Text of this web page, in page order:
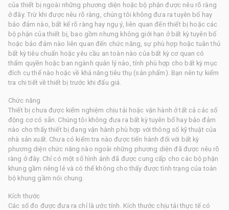
của thiết bị ngoài những phương diện hoặc bộ phận được nêu rõ ràng
ở đây. Trừ khi được nêu rõ ràng, chúng tôi không đưa ra tuyên bố hay
bảo đảm nào, bất kể rõ ràng hay ngụ ý, liên quan đến thiết bị hoặc các
bộ phận của thiết bị, bao gồm nhưng không giới hạn ở bất kỳ tuyên bố
hoặc bảo đảm nào liên quan đến chức năng, sự phù hợp hoặc tuân thủ
bất kỳ tiêu chuẩn hoặc yêu cầu an toàn nào của bất kỳ cơ quan có
thẩm quyền hoặc ban ngành quản lý nào, tính phù hợp cho bất kỳ mục
đích cụ thể nào hoặc về khả năng tiêu thụ (sản phẩm). Bạn nên tự kiểm
tra chi tiết về thiết bị trước khi đấu giá.
Chức năng
Thiết bị chưa được kiểm nghiệm chịu tải hoặc vận hành ở tất cả các số
động cơ có sẵn. Chúng tôi không đưa ra bất kỳ tuyên bố hay bảo đảm
nào cho thấy thiết bị đang vận hành phù hợp với thông số kỹ thuật của
nhà sản xuất. Chưa có kiểm tra nào được tiến hành đối với bất kỳ
phương diện chức năng nào ngoài những phương diện đã được nêu rõ
ràng ở đây. Chỉ có một số hình ảnh đã được cung cấp cho các bộ phận
khung gầm riêng lẻ và có thể không cho thấy được tình trạng của toàn
bộ khung gầm nói chung.
Kích thước
Các số đo được đưa ra chỉ là ước tính. Kích thước chịu tải thực tế có